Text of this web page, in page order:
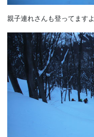
親子連れさんも登ってますよ